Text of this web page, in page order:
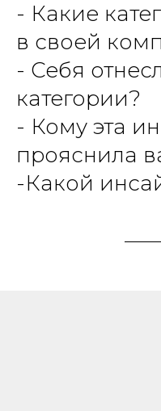
- Какие
в своей
- Себя
категории?
- Кому эта
прояснила
-Какой